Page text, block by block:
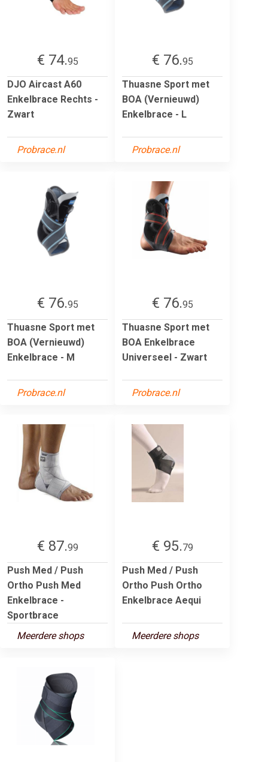
€ 74.95
DJO Aircast A60
Enkelbrace Rechts -
Zwart
Probrace.nl
€ 76.95
Thuasne Sport met
BOA (Vernieuwd)
Enkelbrace - L
Probrace.nl
€ 76.95
Thuasne Sport met
BOA (Vernieuwd)
Enkelbrace - M
Probrace.nl
€ 76.95
Thuasne Sport met
BOA Enkelbrace
Universeel - Zwart
Probrace.nl
€ 87.99
Push Med / Push
Ortho Push Med
Enkelbrace -
Sportbrace
Meerdere shops
€ 95.79
Push Med / Push
Ortho Push Ortho
Enkelbrace Aequi
Meerdere shops